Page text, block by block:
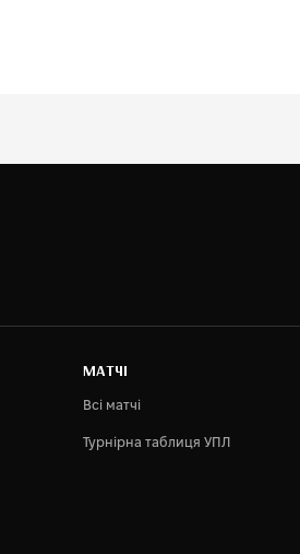
МАТЧІ
Всі матчі
Турнірна таблиця УПЛ